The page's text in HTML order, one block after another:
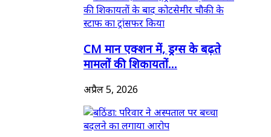
CM मान एक्शन में, ड्रग्स के बढ़ते
मामलों की शिकायतों...
अप्रैल 5, 2026